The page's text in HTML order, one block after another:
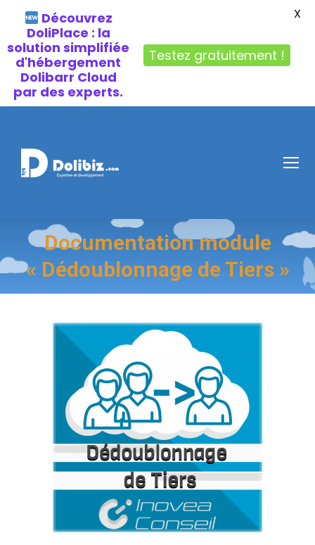
Documentation module
« Dédoublonnage de Tiers »
Découvrez
DoliPlace : la
solution simplifiée
d'hébergement
Dolibarr Cloud
par des experts.
Testez gratuitement !
X